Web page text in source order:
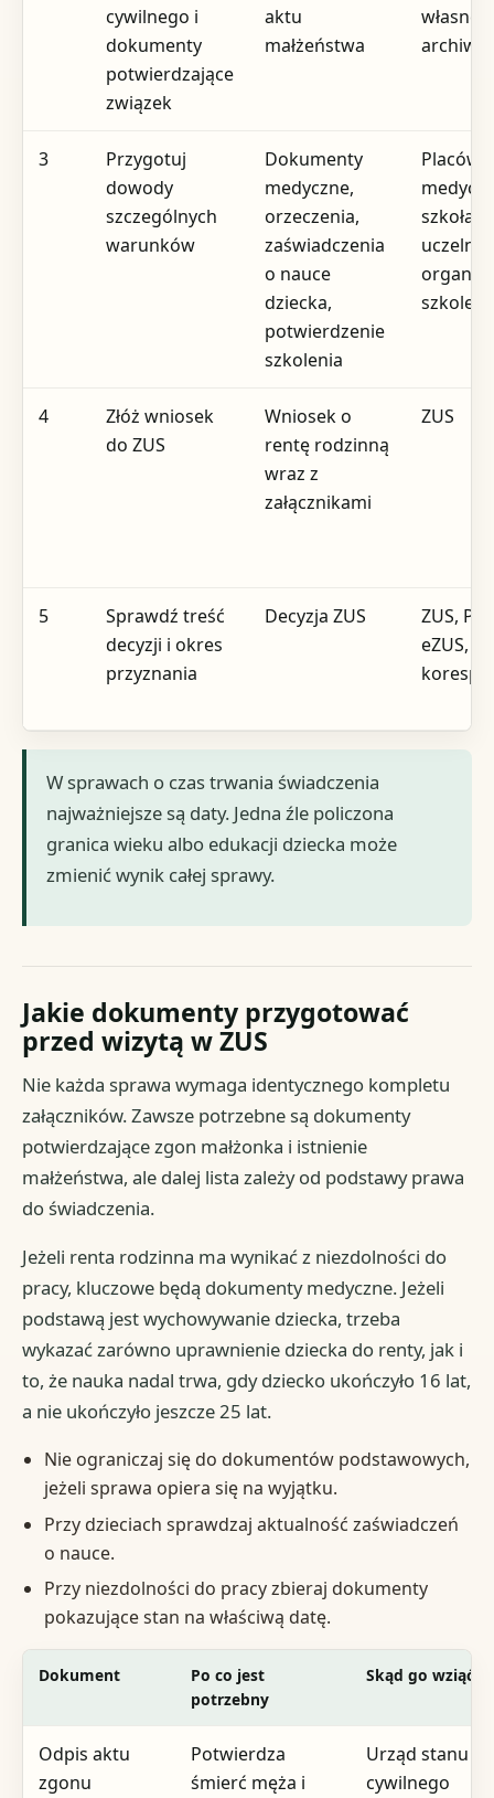
cywilnego i
dokumenty
potwierdzające
związek
aktu
małżeństwa
własne
3
Przygotuj
dowody
szczególnych
warunków
Dokumenty
medyczne,
orzeczenia,
zaświadczenia
o nauce
dziecka,
potwierdzenie
szkolenia
szkoła
uczelnia,
4
Złóż wniosek
do ZUS
Wniosek o
rentę rodzinną
wraz z
załącznikami
ZUS
5
Sprawdź treść
decyzji i okres
przyznania
Decyzja ZUS
ZUS,
eZUS,
W sprawach o czas trwania świadczenia
najważniejsze są daty. Jedna źle policzona
granica wieku albo edukacji dziecka może
zmienić wynik całej sprawy.
Jakie dokumenty przygotować
przed wizytą w ZUS
Nie każda sprawa wymaga identycznego kompletu
załączników. Zawsze potrzebne są dokumenty
potwierdzające zgon małżonka i istnienie
małżeństwa, ale dalej lista zależy od podstawy prawa
do świadczenia.
Jeżeli renta rodzinna ma wynikać z niezdolności do
pracy, kluczowe będą dokumenty medyczne. Jeżeli
podstawą jest wychowywanie dziecka, trzeba
wykazać zarówno uprawnienie dziecka do renty, jak i
to, że nauka nadal trwa, gdy dziecko ukończyło 16 lat,
a nie ukończyło jeszcze 25 lat.
Nie ograniczaj się do dokumentów podstawowych,
jeżeli sprawa opiera się na wyjątku.
Przy dzieciach sprawdzaj aktualność zaświadczeń
o nauce.
Przy niezdolności do pracy zbieraj dokumenty
pokazujące stan na właściwą datę.
Dokument
Po co jest
potrzebny
Skąd go wziąć
Odpis aktu
zgonu
Potwierdza
śmierć męża i
Urząd stanu
cywilnego